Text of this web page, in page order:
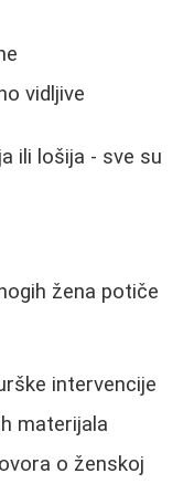
vidljive
ili lošija - sve su
žena potiče
intervencije
materijala
o ženskoj